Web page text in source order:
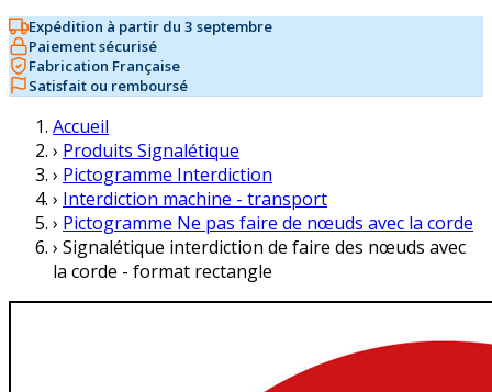
Expédition à partir du 3 septembre
Paiement sécurisé
Fabrication Française
Satisfait ou remboursé
Accueil
› Produits Signalétique
› Pictogramme Interdiction
› Interdiction machine - transport
› Pictogramme Ne pas faire de nœuds avec la corde
› Signalétique interdiction de faire des nœuds avec
la corde - format rectangle